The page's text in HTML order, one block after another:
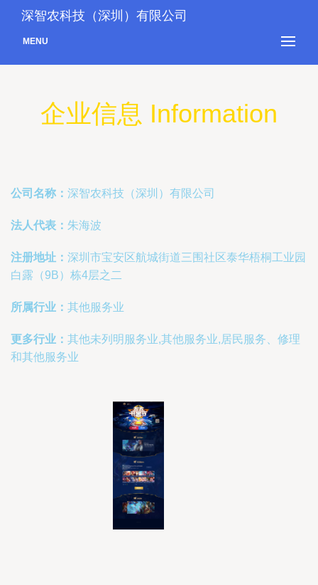
深智农科技（深圳）有限公司
MENU
企业信息 Information
公司名称： 深智农科技（深圳）有限公司
法人代表： 朱海波
注册地址： 深圳市宝安区航城街道三围社区泰华梧桐工业园
白露（9B）栋4层之二
所属行业： 其他服务业
更多行业： 其他未列明服务业,其他服务业,居民服务、修理
和其他服务业